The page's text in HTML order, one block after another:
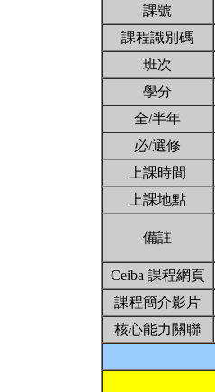
課號
課程識別碼
班次
學分
全/半年
必/選修
上課時間
上課地點
備註
Ceiba 課程網頁
課程簡介影片
核心能力關聯